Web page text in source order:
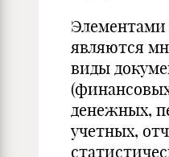
Элементами
являются
виды
денежных,
учетных,